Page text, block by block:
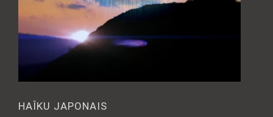
HAÎKU JAPONAIS